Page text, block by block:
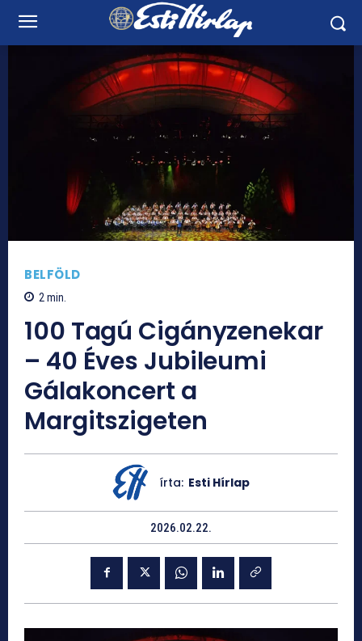
BELFÖLD
2min.
100 Tagú Cigányzenekar
– 40 Éves Jubileumi
Gálakoncert a
Margitszigeten
írta: Esti Hírlap
2026.02.22.